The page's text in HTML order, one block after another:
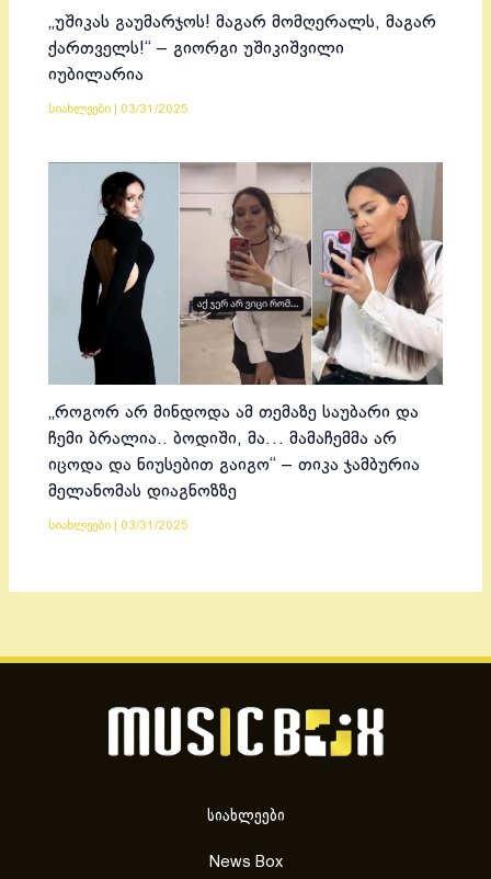
„უშიკას გაუმარჯოს! მაგარ მომღერალს, მაგარ
ქართველს!“ – გიორგი უშიკიშვილი
იუბილარია
სიახლეები 03/31/2025
„როგორ არ მინდოდა ამ თემაზე საუბარი და
ჩემი ბრალია.. ბოდიში, მა… მამაჩემმა არ
იცოდა და ნიუსებით გაიგო“ – თიკა ჯამბურია
მელანომას დიაგნოზზე
სიახლეები 03/31/2025
სიახლეები
News Box